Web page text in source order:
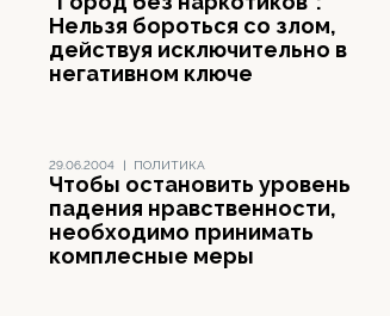
Нельзя бороться со злом,
действуя исключительно в
негативном ключе
29.06.2004 | ПОЛИТИКА
Чтобы остановить уровень
падения нравственности,
необходимо принимать
комплесные меры